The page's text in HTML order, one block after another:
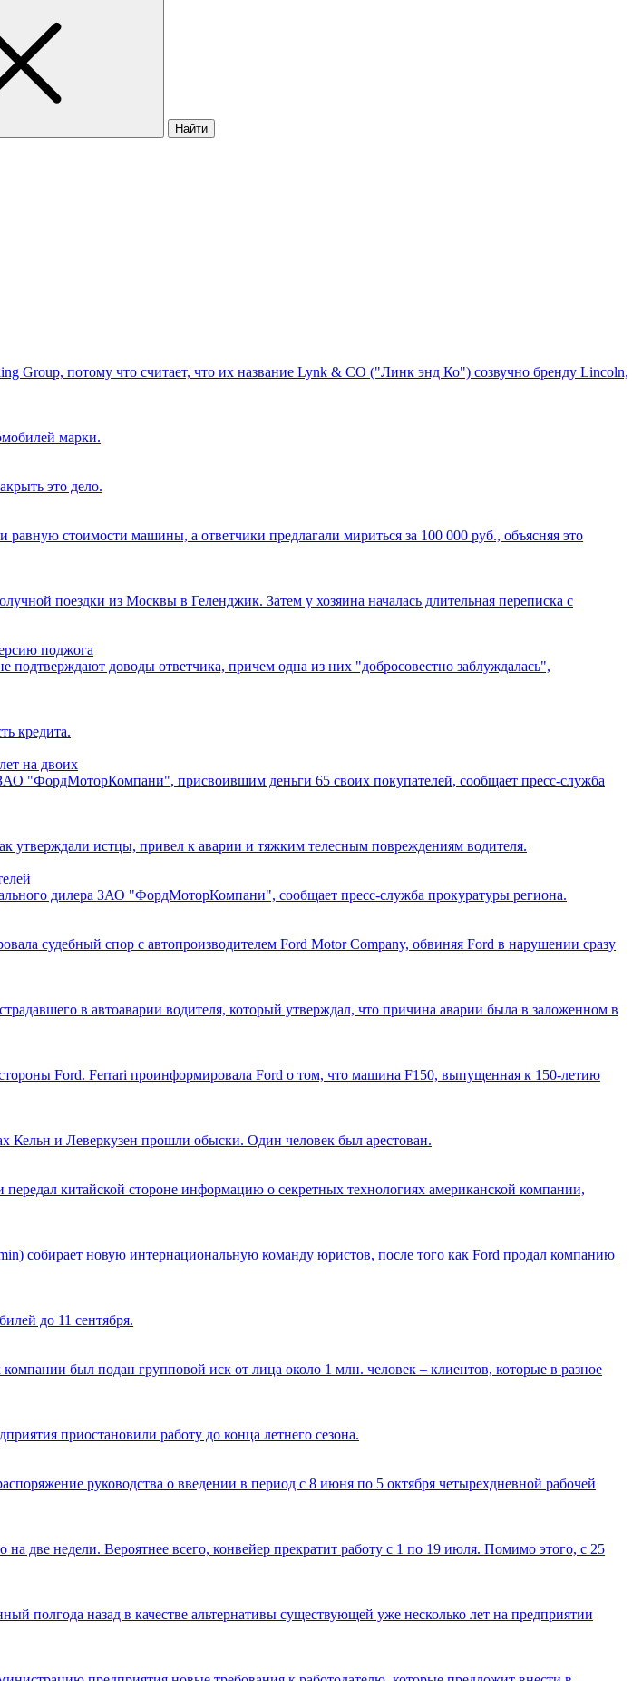
Найти
Group, потому что считает, что их название Lynk & CO ("Линк энд Ко") созвучно бренду Lincoln,
марки.
это дело.
стоимости машины, а ответчики предлагали мириться за 100 000 руб., объясняя это
поездки из Москвы в Геленджик. Затем у хозяина началась длительная переписка с
поджога
доводы ответчика, причем одна из них "добросовестно заблуждалась",
кредита.
на двоих
"ФордМоторКомпани", присвоившим деньги 65 своих покупателей, сообщает пресс-служба
утверждали истцы, привел к аварии и тяжким телесным повреждениям водителя.
дилера ЗАО "ФордМоторКомпани", сообщает пресс-служба прокуратуры региона.
судебный спор с автопроизводителем Ford Motor Company, обвиняя Ford в нарушении сразу
в автоаварии водителя, который утверждал, что причина аварии была в заложенном в
Ford. Ferrari проинформировала Ford о том, что машина F150, выпущенная к 150-летию
Кельн и Леверкузен прошли обыски. Один человек был арестован.
китайской стороне информацию о секретных технологиях американской компании,
собирает новую интернациональную команду юристов, после того как Ford продал компанию
до 11 сентября.
был подан групповой иск от лица около 1 млн. человек – клиентов, которые в разное
приостановили работу до конца летнего сезона.
руководства о введении в период с 8 июня по 5 октября четырехдневной рабочей
две недели. Вероятнее всего, конвейер прекратит работу с 1 по 19 июля. Помимо этого, с 25
полгода назад в качестве альтернативы существующей уже несколько лет на предприятии